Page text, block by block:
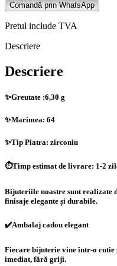
galben
14K
Comandă prin WhatsApp
Pretul include TVA
Descriere
Descriere
✨Greutate :6,30 g
✨Marimea: 64
✨Tip Piatra: zirconiu
⏱️Timp estimat de livrare: 1-2
Bijuteriile noastre sunt realizate
finisaje elegante și durabile.
✔️Ambalaj cadou elegant
Fiecare bijuterie vine într-o
imediat, fără griji.